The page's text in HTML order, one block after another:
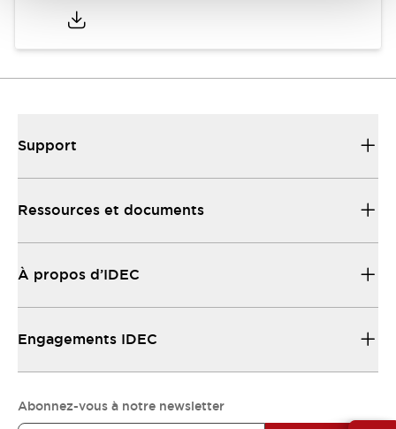
Support
Ressources et documents
À propos d’IDEC
Engagements IDEC
Abonnez-vous à notre newsletter